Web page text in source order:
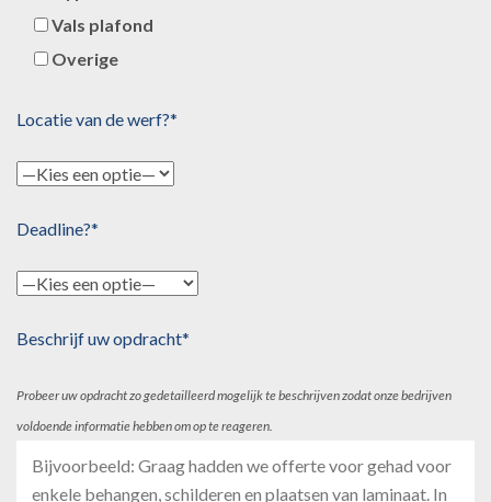
Vals plafond
Overige
Locatie van de werf?*
Deadline?*
Beschrijf uw opdracht*
Probeer uw opdracht zo gedetailleerd mogelijk te beschrijven zodat onze bedrijven
voldoende informatie hebben om op te reageren.